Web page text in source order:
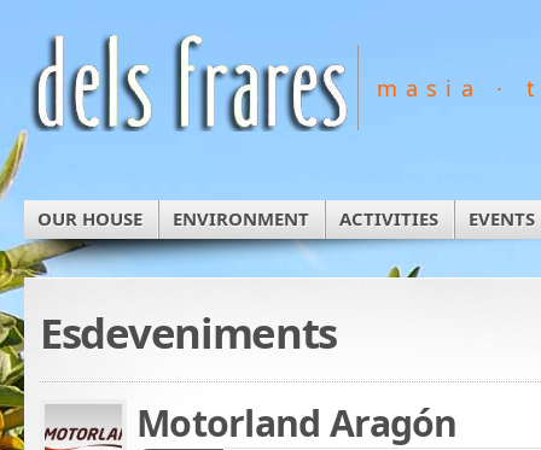
masia ·
OUR HOUSE ENVIRONMENT ACTIVITIES EVENTS
Esdeveniments
Motorland Aragón